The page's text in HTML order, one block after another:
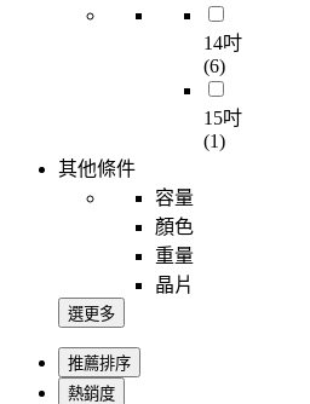
14吋
(6)
15吋
(1)
其他條件
容量
顏色
重量
晶片
選更多
推薦排序
熱銷度